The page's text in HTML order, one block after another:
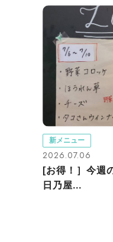
新メニュー
2026.07.06
[お得！］今週
日乃屋...